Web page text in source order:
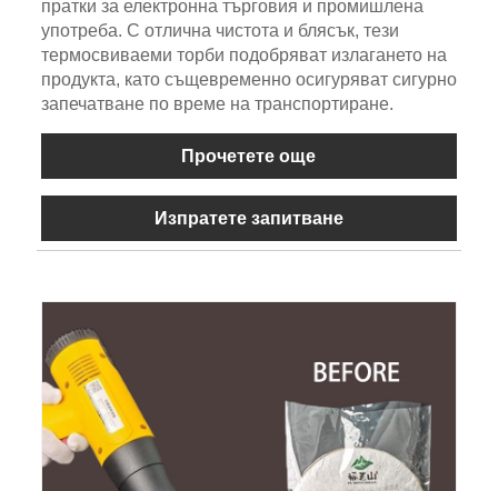
пратки за електронна търговия и промишлена
употреба. С отлична чистота и блясък, тези
термосвиваеми торби подобряват излагането на
продукта, като същевременно осигуряват сигурно
запечатване по време на транспортиране.
Прочетете още
Изпратете запитване